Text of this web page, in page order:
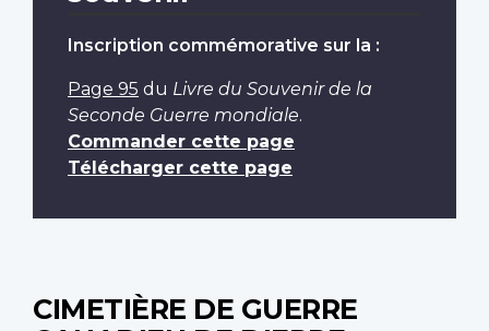
Inscription commémorative sur la :
Page 95 du Livre du Souvenir de la
Seconde Guerre mondiale.
Commander cette page
Télécharger cette page
CIMETIÈRE DE GUERRE